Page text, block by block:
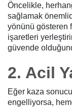
Öncelikle,
sağlamak
yönünü gösteren
işaretleri
güvende
2. Acil
Eğer kaza
engelliyorsa,